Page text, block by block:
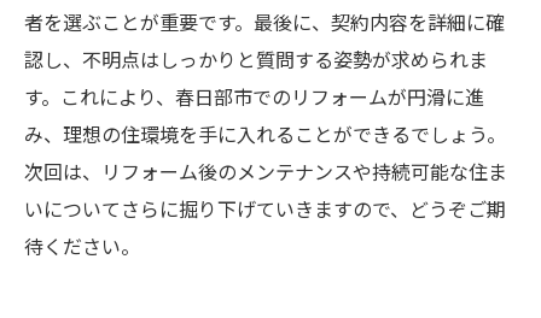
者を選ぶことが重要です。最後に、契約内容を詳細に確
認し、不明点はしっかりと質問する姿勢が求められま
す。これにより、春日部市でのリフォームが円滑に進
み、理想の住環境を手に入れることができるでしょう。
次回は、リフォーム後のメンテナンスや持続可能な住ま
いについてさらに掘り下げていきますので、どうぞご期
待ください。